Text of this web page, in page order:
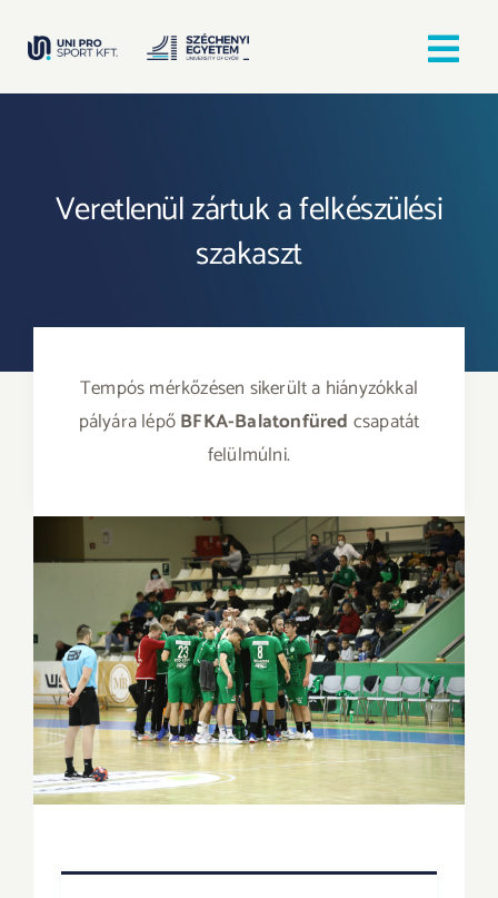
Egyesületek
Hírek, bejegyzések
Örömfutás
TANULJ GYŐRBEN! SPORTOLJ GYŐRBEN!
Veretlenül zártuk a felkészülési
szakaszt
Tempós mérkőzésen sikerült a hiányzókkal
pályára lépőBFKA-Balatonfüred csapatát
felülmúlni.